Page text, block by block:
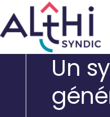
ALTHI SYNDIC
Un